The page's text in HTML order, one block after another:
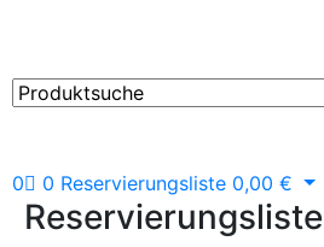
0 0 Reservierungsliste 0,00 €
Reservierungsliste